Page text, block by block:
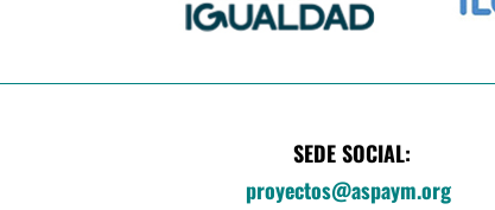
SEDE SOCIAL:
proyectos@aspaym.org